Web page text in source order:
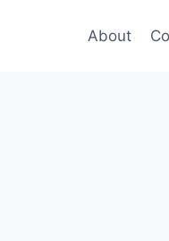
About